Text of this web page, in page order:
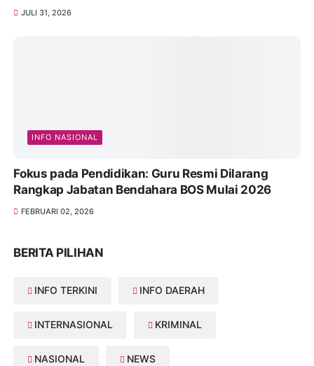
JULI 31, 2026
INFO NASIONAL
Fokus pada Pendidikan: Guru Resmi Dilarang
Rangkap Jabatan Bendahara BOS Mulai 2026
FEBRUARI 02, 2026
BERITA PILIHAN
INFO TERKINI INFO DAERAH
INTERNASIONAL KRIMINAL
NASIONAL NEWS